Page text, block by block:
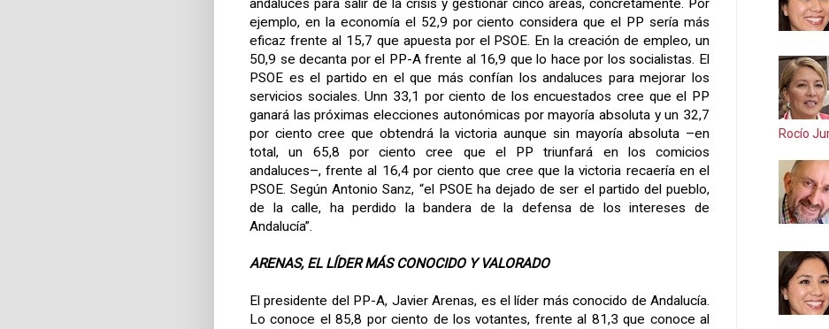
andaluces para salir de la crisis y gestionar cinco áreas, concretamente. Por
ejemplo, en la economía el 52,9 por ciento considera que el PP sería más
eficaz frente al 15,7 que apuesta por el PSOE. En la creación de empleo, un
50,9 se decanta por el PP-A frente al 16,9 que lo hace por los socialistas. El
PSOE es el partido en el que más confían los andaluces para mejorar los
servicios sociales. Unn 33,1 por ciento de los encuestados cree que el PP
ganará las próximas elecciones autonómicas por mayoría absoluta y un 32,7
por ciento cree que obtendrá la victoria aunque sin mayoría absoluta –en
total, un 65,8 por ciento cree que el PP triunfará en los comicios
andaluces–, frente al 16,4 por ciento que cree que la victoria recaería en el
PSOE. Según Antonio Sanz, “el PSOE ha dejado de ser el partido del pueblo,
de la calle, ha perdido la bandera de la defensa de los intereses de
Andalucía”.
ARENAS, EL LÍDER MÁS CONOCIDO Y VALORADO
El presidente del PP-A, Javier Arenas, es el líder más conocido de Andalucía.
Lo conoce el 85,8 por ciento de los votantes, frente al 81,3 que conoce al
Rocío